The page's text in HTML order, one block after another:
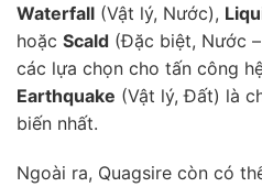
Waterfall (Vật lý, Nước),
hoặc Scald (Đặc biệt, Nước
các lựa chọn cho tấn công
Earthquake (Vật lý, Đất) là
biến nhất.
Ngoài ra, Quagsire còn có